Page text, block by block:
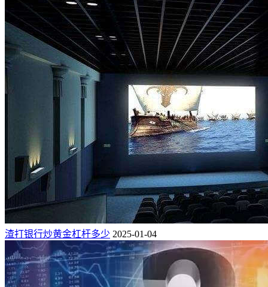
渣打银行炒黄金杠杆多少 2025-01-04